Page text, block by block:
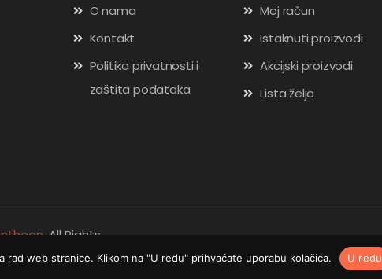
O nama
Kontakt
Politika privatnosti i
zaštita podataka
Moj račun
Istaknuti proizvodi
Akcijski proizvodi
Lista želja
. All Rights
rad web stranice. Klikom na "U redu" prihvaćate uporabu kolačića. U redu